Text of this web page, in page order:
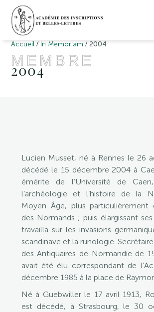
Accueil / In Memoriam /2004
MEMBRE
2004
Lucien Musset, né à Rennes le 26
décédé le 15 décembre 2004 à
émérite de l’Université de
l’archéologie et l’histoire de la
Moyen Âge, plus particulièrement
des Normands ; puis élargissant
travailla sur les invasions
scandinave et la runologie.
des Antiquaires de Normandie de
avait été élu correspondant de
décembre 1985 à la place de
Né à Guebwiller le 17 avril 1913,
est décédé, à Strasbourg, le 30